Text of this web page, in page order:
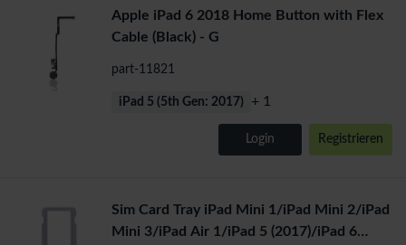
Apple iPad 6 2018 Home Button with Flex
Cable (Black) - G
part-11821
iPad 5 (5th Gen: 2017) + 1
Login Registrieren
Sim Card Tray iPad Mini 1/iPad Mini 2/iPad
Mini 3/iPad Air 1/iPad 5 (2017)/iPad 6